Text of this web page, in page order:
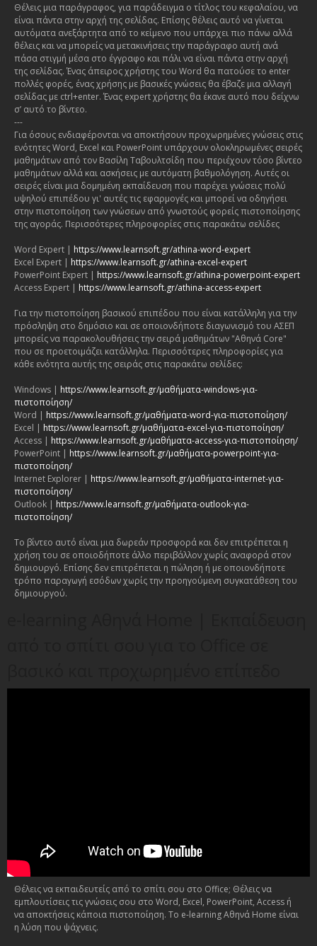
Θέλεις μια παράγραφος, για παράδειγμα ο τίτλος του κεφαλαίου, να
είναι πάντα στην αρχή της σελίδας. Επίσης θέλεις αυτό να γίνεται
αυτόματα ανεξάρτητα από το κείμενο που υπάρχει πιο πάνω αλλά
θέλεις και να μπορείς να μετακινήσεις την παράγραφο αυτή ανά
πάσα στιγμή μέσα στο έγγραφο και πάλι να είναι πάντα στην αρχή
της σελίδας. Ένας άπειρος χρήστης του Word θα πατούσε το enter
πολλές φορές, ένας χρήσης με βασικές γνώσεις θα έβαζε μια αλλαγή
σελίδας με ctrl+enter. Ένας expert χρήστης θα έκανε αυτό που δείχνω
σ’ αυτό το βίντεο.
---
Για όσους ενδιαφέρονται να αποκτήσουν προχωρημένες γνώσεις στις
ενότητες Word, Excel και PowerPoint υπάρχουν ολοκληρωμένες σειρές
μαθημάτων από τον Βασίλη Ταβουλτσίδη που περιέχουν τόσο βίντεο
μαθημάτων αλλά και ασκήσεις με αυτόματη βαθμολόγηση. Αυτές οι
σειρές είναι μια δομημένη εκπαίδευση που παρέχει γνώσεις πολύ
υψηλού επιπέδου γι' αυτές τις εφαρμογές και μπορεί να οδηγήσει
στην πιστοποίηση των γνώσεων από γνωστούς φορείς πιστοποίησης
της αγοράς. Περισσότερες πληροφορίες στις παρακάτω σελίδες
Word Expert | https://www.learnsoft.gr/athina-word-expert
Excel Expert | https://www.learnsoft.gr/athina-excel-expert
PowerPoint Expert | https://www.learnsoft.gr/athina-powerpoint-expert
Access Expert | https://www.learnsoft.gr/athina-access-expert
Για την πιστοποίηση βασικού επιπέδου που είναι κατάλληλη για την
πρόσληψη στο δημόσιο και σε οποιονδήποτε διαγωνισμό του ΑΣΕΠ
μπορείς να παρακολουθήσεις την σειρά μαθημάτων "Αθηνά Core"
που σε προετοιμάζει κατάλληλα. Περισσότερες πληροφορίες για
κάθε ενότητα αυτής της σειράς στις παρακάτω σελίδες:
Windows | https://www.learnsoft.gr/μαθήματα-windows-για-
πιστοποίηση/
Word | https://www.learnsoft.gr/μαθήματα-word-για-πιστοποίηση/
Excel | https://www.learnsoft.gr/μαθήματα-excel-για-πιστοποίηση/
Access | https://www.learnsoft.gr/μαθήματα-access-για-πιστοποίηση/
PowerPoint | https://www.learnsoft.gr/μαθήματα-powerpoint-για-
πιστοποίηση/
Internet Explorer | https://www.learnsoft.gr/μαθήματα-internet-για-
πιστοποίηση/
Outlook | https://www.learnsoft.gr/μαθήματα-outlook-για-
πιστοποίηση/
Το βίντεο αυτό είναι μια δωρεάν προσφορά και δεν επιτρέπεται η
χρήση του σε οποιοδήποτε άλλο περιβάλλον χωρίς αναφορά στον
δημιουργό. Επίσης δεν επιτρέπεται η πώληση ή με οποιονδήποτε
τρόπο παραγωγή εσόδων χωρίς την προηγούμενη συγκατάθεση του
δημιουργού.
Θέλεις να εκπαιδευτείς από το σπίτι σου στο Office; Θέλεις να
εμπλουτίσεις τις γνώσεις σου στο Word, Excel, PowerPoint, Access ή
να αποκτήσεις κάποια πιστοποίηση. Το e-learning Αθηνά Home είναι
η λύση που ψάχνεις.